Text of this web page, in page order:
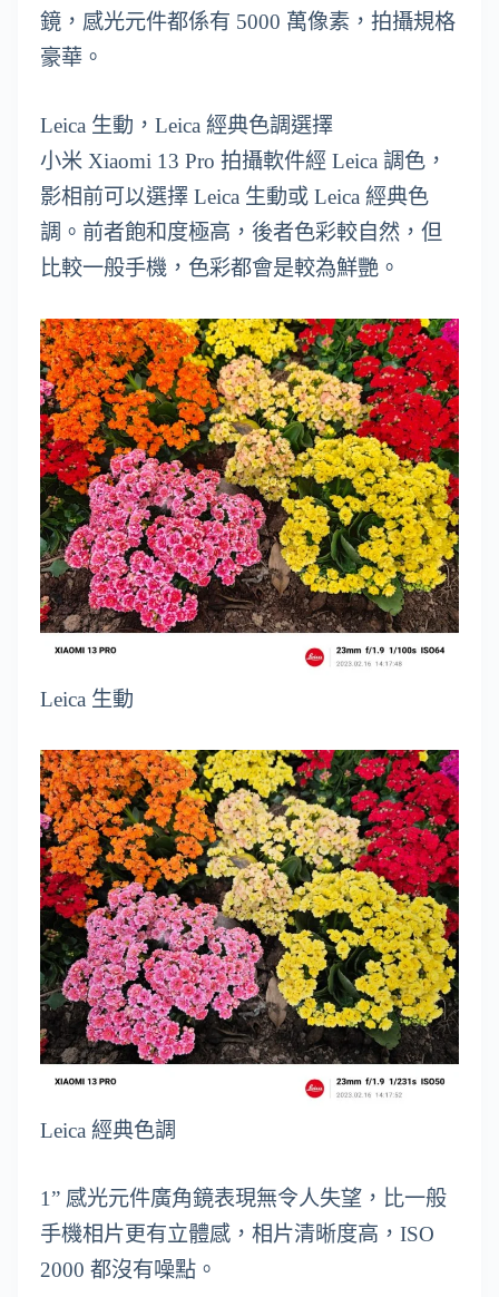
鏡，感光元件都係有 5000 萬像素，拍攝規格
豪華。
Leica 生動，Leica 經典色調選擇
小米 Xiaomi 13 Pro 拍攝軟件經 Leica 調色，
影相前可以選擇 Leica 生動或 Leica 經典色
調。前者飽和度極高，後者色彩較自然，但
比較一般手機，色彩都會是較為鮮艷。
Leica 生動
Leica 經典色調
1” 感光元件廣角鏡表現無令人失望，比一般
手機相片更有立體感，相片清晰度高，ISO
2000 都沒有噪點。